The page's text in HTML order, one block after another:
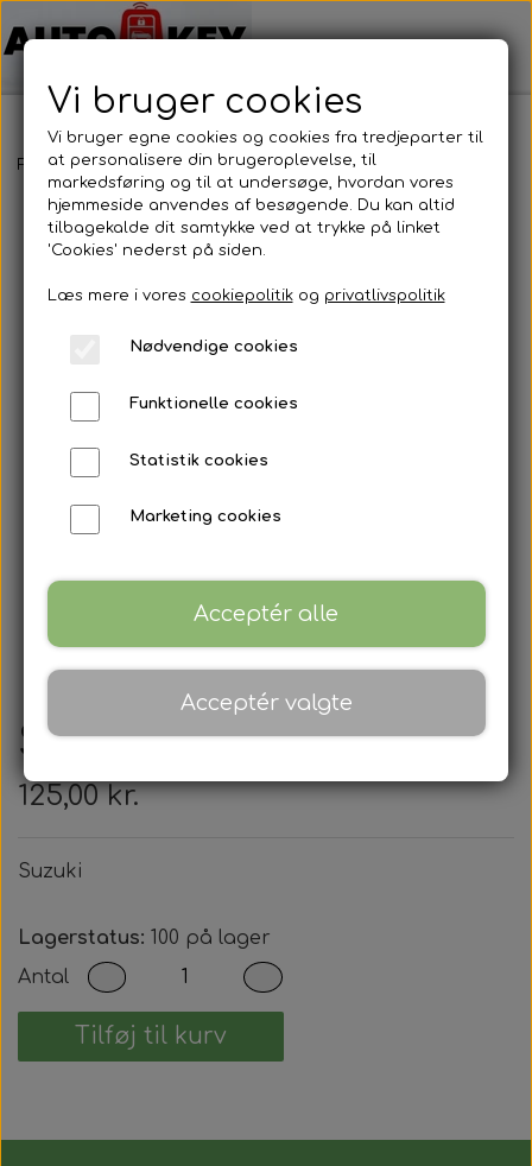
Forside Motorcykel nøgler Suzuki Suzuki
Suzuki
125,00 kr.
Suzuki
Lagerstatus: 100 på lager
Antal
Tilføj til kurv
Vi bruger cookies
Vi bruger egne cookies og cookies fra tredjeparter til
at personalisere din brugeroplevelse, til
markedsføring og til at undersøge, hvordan vores
hjemmeside anvendes af besøgende. Du kan altid
tilbagekalde dit samtykke ved at trykke på linket
'Cookies' nederst på siden.
Læs mere i vores cookiepolitikog privatlivspolitik
Nødvendige cookies
Funktionelle cookies
Statistik cookies
Marketing cookies
Acceptér alle
Acceptér valgte